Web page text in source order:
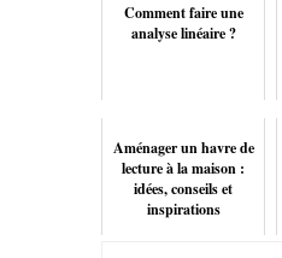
Comment faire une
analyse linéaire ?
Aménager un havre de
lecture à la maison :
idées, conseils et
inspirations